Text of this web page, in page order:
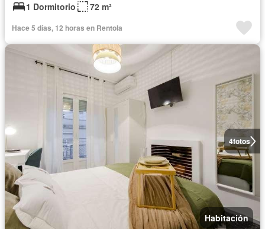
1 Dormitorio
72 m²
Hace 5 días, 12 horas en Rentola
4fotos
Habitación